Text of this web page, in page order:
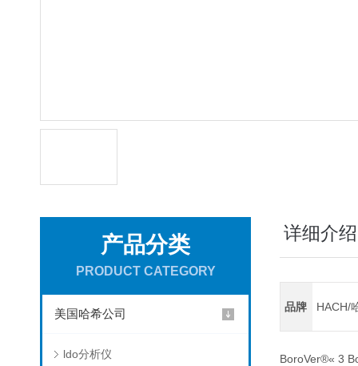
产品分类
PRODUCT CATEGORY
美国哈希公司
ldo分析仪
详细介绍
品牌 HACH/
BoroVer®« 3